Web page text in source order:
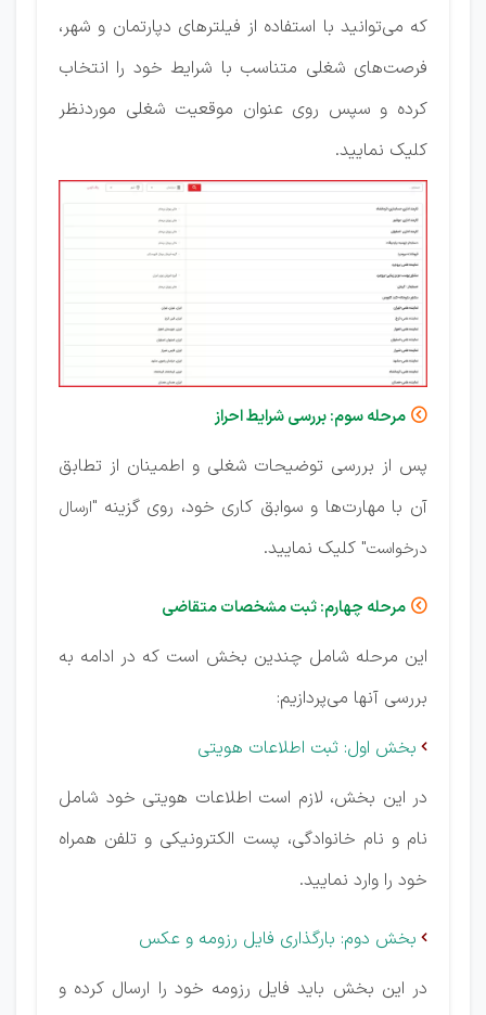
که می‌توانید با استفاده از فیلترهای دپارتمان و شهر،
فرصت‌های شغلی متناسب با شرایط خود را انتخاب
کرده و سپس روی عنوان موقعیت شغلی موردنظر
کلیک نمایید.
 مرحله سوم: بررسی شرایط احراز
پس از بررسی توضیحات شغلی و اطمینان از تطابق
آن با مهارت‌ها و سوابق کاری خود، روی گزینه "ارسال
درخواست" کلیک نمایید.
 مرحله چهارم: ثبت مشخصات متقاضی
این مرحله شامل چندین بخش است که در ادامه به
بررسی آنها می‌پردازیم:
 بخش اول: ثبت اطلاعات هویتی
در این بخش، لازم است اطلاعات هویتی خود شامل
نام و نام خانوادگی، پست الکترونیکی و تلفن همراه
خود را وارد نمایید.
 بخش دوم: بارگذاری فایل رزومه و عکس
در این بخش باید فایل رزومه خود را ارسال کرده و